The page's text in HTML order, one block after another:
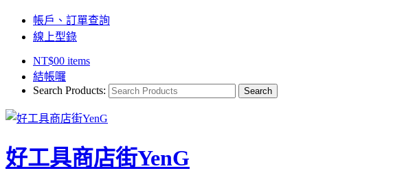
帳戶、訂單查詢
線上型錄
NT$00 items
結帳囉
Search Products:
好工具商店街YenG